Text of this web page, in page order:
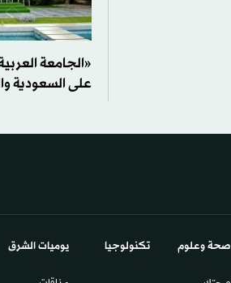
«الجامعة
على السعودية
صحة وعلوم تكنولوجيا يوميات الشرق​